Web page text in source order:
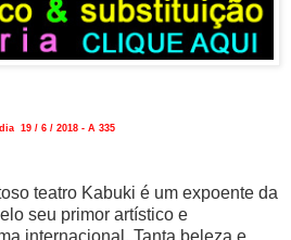
19 / 6 / 2018 - A 335
teatro Kabuki é um expoente da
seu primor artístico e
internacional. Tanta beleza e